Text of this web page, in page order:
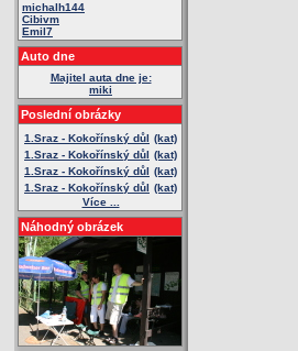
michalh144
Cibivm
Emil7
Auto dne
Majitel auta dne je:
miki
Poslední obrázky
1.Sraz - Kokořínský důl (kat)
1.Sraz - Kokořínský důl (kat)
1.Sraz - Kokořínský důl (kat)
1.Sraz - Kokořínský důl (kat)
Více ...
Náhodný obrázek